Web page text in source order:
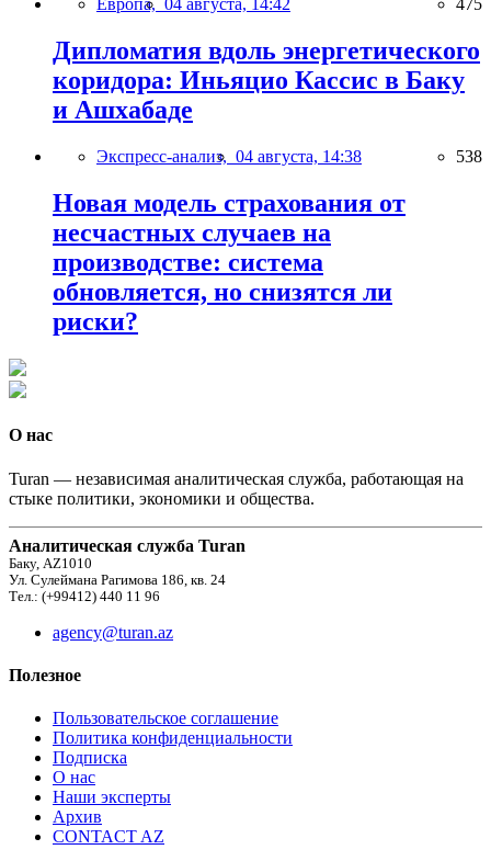
Европа, 04 августа, 14:42 475
Дипломатия вдоль энергетического
коридора: Иньяцио Кассис в Баку
и Ашхабаде
Экспресс-анализ, 04 августа, 14:38 538
Новая модель страхования от
несчастных случаев на
производстве: система
обновляется, но снизятся ли
риски?
О нас
Turan — независимая аналитическая служба, работающая на
стыке политики, экономики и общества.
Аналитическая служба Turan
Баку, AZ1010
Ул. Сулеймана Рагимова 186, кв. 24
Тел.: (+99412) 440 11 96
agency@turan.az
Полезное
Пользовательское соглашение
Политика конфиденциальности
Подписка
О нас
Наши эксперты
Архив
CONTACT AZ